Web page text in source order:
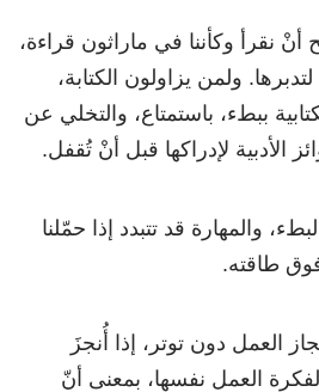
نقرأ وكأننا في ماراثون قراءة،
ولمن يزاولون الكتابة،
ببطء، باستمتاع، والتخلي عن
الأدبية لإدراكها قبل أنْ تُقفل.
والمهارة قد تتبدد إذا حمّلنا
طاقته.
العمل دون توتر، إذا أُنجزَ
العمل نفسها، بمعنى أنّ